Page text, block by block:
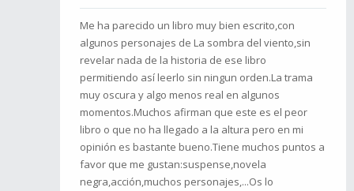
Me ha parecido un libro muy bien escrito,con
algunos personajes de La sombra del viento,sin
revelar nada de la historia de ese libro
permitiendo así leerlo sin ningun orden.La trama
muy oscura y algo menos real en algunos
momentos.Muchos afirman que este es el peor
libro o que no ha llegado a la altura pero en mi
opinión es bastante bueno.Tiene muchos puntos a
favor que me gustan:suspense,novela
negra,acción,muchos personajes,...Os lo